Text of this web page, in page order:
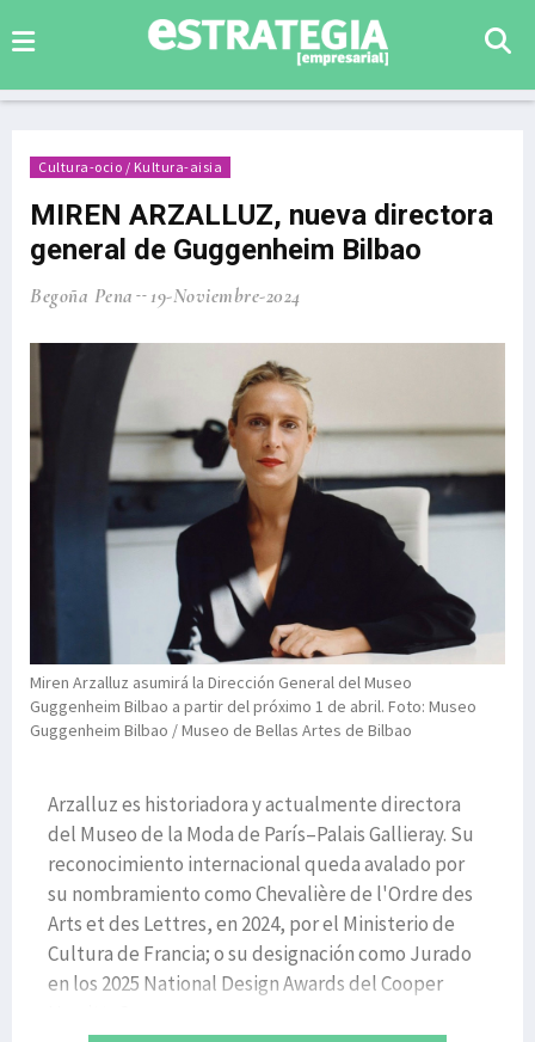
Cultura-ocio / Kultura-aisia
MIREN ARZALLUZ, nueva directora
general de Guggenheim Bilbao
Begoña Pena 19-Noviembre-2024
Miren Arzalluz asumirá la Dirección General del Museo
Guggenheim Bilbao a partir del próximo 1 de abril. Foto: Museo
Guggenheim Bilbao / Museo de Bellas Artes de Bilbao
Arzalluz es historiadora y actualmente directora
del Museo de la Moda de París–Palais Gallieray. Su
reconocimiento internacional queda avalado por
su nombramiento como Chevalière de l'Ordre des
Arts et des Lettres, en 2024, por el Ministerio de
Cultura de Francia; o su designación como Jurado
en los 2025 National Design Awards del Cooper